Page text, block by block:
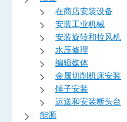
在商店安装设备
安装工业机械
安装旋转和拉风机
水压修理
编辑媒体
金属切削机床安装
锤子安装
运送和安装断头台
能源